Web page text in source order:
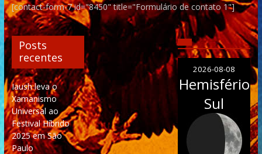
[contact-form-7 id="8450" title="Formulário de contato 1"]
Posts
recentes
Iaush leva o
Xamanismo
Universal ao
Festival Híbrido
2025 em São
Paulo
2026-08-08
Hemisfério
Sul